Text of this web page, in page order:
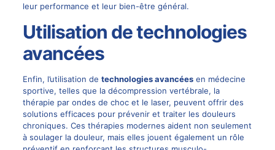
leur performance et leur bien-être général.
Utilisation de technologies
avancées
Enfin, l’utilisation de technologies avancéesen médecine
sportive, telles que la décompression vertébrale, la
thérapie par ondes de choc et le laser, peuvent offrir des
solutions efficaces pour prévenir et traiter les douleurs
chroniques. Ces thérapies modernes aident non seulement
à soulager la douleur, mais elles jouent également un rôle